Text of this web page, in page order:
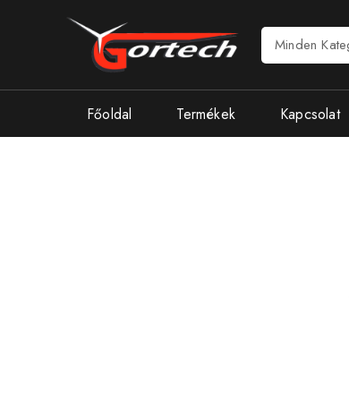
Főoldal Termékek Kapcsolat